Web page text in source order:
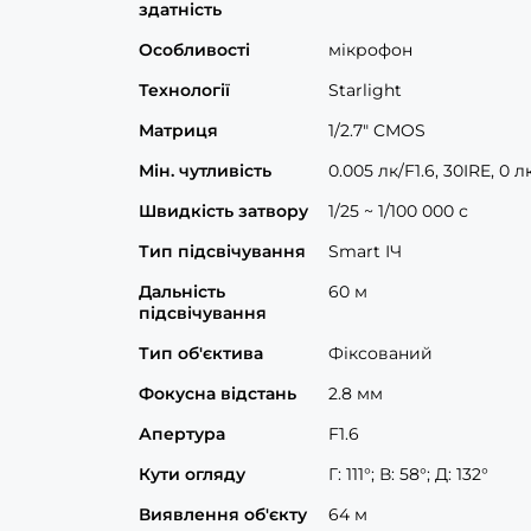
здатність
Особливості
мікрофон
Технології
Starlight
Матриця
1/2.7" CMOS
Мін. чутливість
0.005 лк/F1.6, 30IRE, 0
Швидкість затвору
1/25 ~ 1/100 000 с
Тип підсвічування
Smart ІЧ
Дальність
підсвічування
60 м
Тип об'єктива
Фіксований
Фокусна відстань
2.8 мм
Апертура
F1.6
Кути огляду
Г: 111°; В: 58°; Д: 132°
Виявлення об'єкту
64 м